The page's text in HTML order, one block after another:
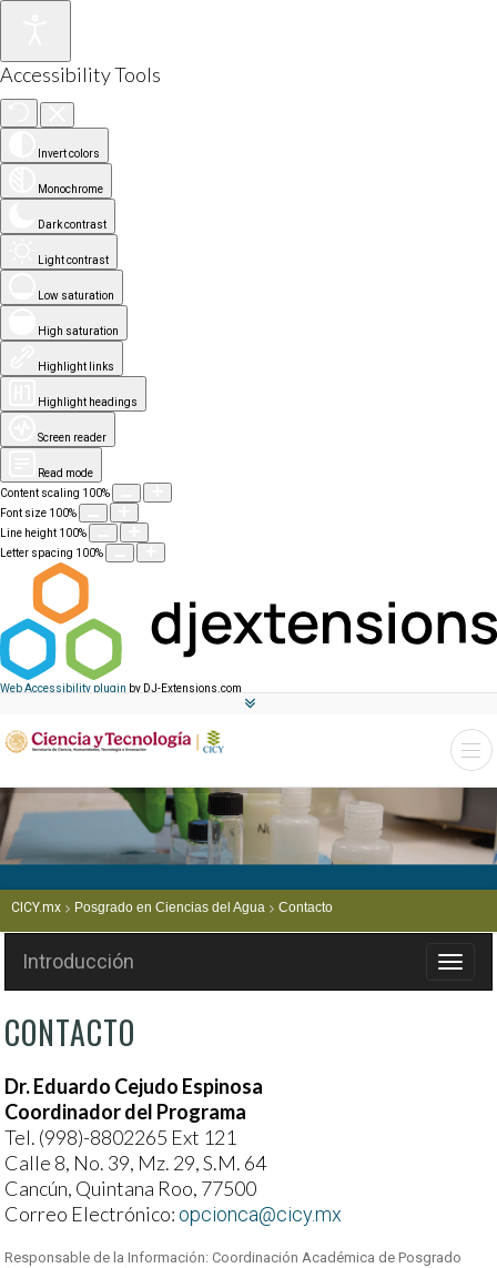
Accessibility Tools
Invert colors
Monochrome
Dark contrast
Light contrast
Low saturation
High saturation
Highlight links
Highlight headings
Screen reader
Read mode
Content scaling 100%
Font size 100%
Line height 100%
Letter spacing 100%
Web Accessibility plugin by DJ-Extensions.com
CICY.mx Posgrado en Ciencias del Agua Contacto
de
Introducción
CONTACTO
Dr. Eduardo Cejudo Espinosa
Coordinador del Programa
Tel. (998)-8802265 Ext 121
Calle 8, No. 39, Mz. 29, S.M. 64
Cancún, Quintana Roo, 77500
Correo Electrónico: opcionca@cicy.mx
Responsable de la Información: Coordinación Académica de Posgrado